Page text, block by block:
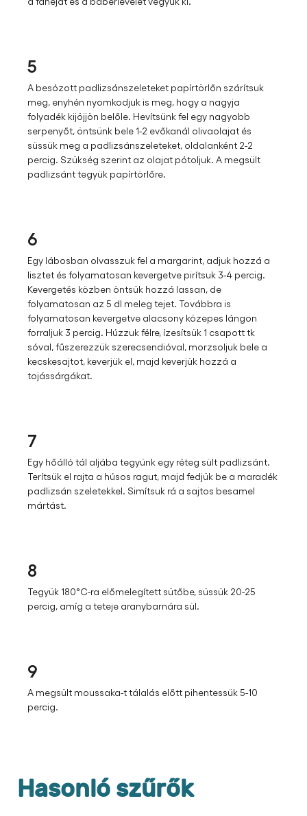
5
A besózott padlizsánszeleteket papírtörlőn szárítsuk
meg, enyhén nyomkodjuk is meg, hogy a nagyja
folyadék kijöjjön belőle. Hevítsünk fel egy nagyobb
serpenyőt, öntsünk bele 1-2 evőkanál olivaolajat és
süssük meg a padlizsánszeleteket, oldalanként 2-2
percig. Szükség szerint az olajat pótoljuk. A megsült
padlizsánt tegyük papírtörlőre.
6
Egy lábosban olvasszuk fel a margarint, adjuk hozzá a
lisztet és folyamatosan kevergetve pirítsuk 3-4 percig.
Kevergetés közben öntsük hozzá lassan, de
folyamatosan az 5 dl meleg tejet. Továbbra is
folyamatosan kevergetve alacsony közepes lángon
forraljuk 3 percig. Húzzuk félre, ízesítsük 1 csapott tk
sóval, fűszerezzük szerecsendióval, morzsoljuk bele a
kecskesajtot, keverjük el, majd keverjük hozzá a
tojássárgákat.
7
Egy hőálló tál aljába tegyünk egy réteg sült padlizsánt.
Terítsük el rajta a húsos ragut, majd fedjük be a maradék
padlizsán szeletekkel. Simítsuk rá a sajtos besamel
mártást.
8
Tegyük 180°C-ra előmelegített sütőbe, süssük 20-25
percig, amíg a teteje aranybarnára sül.
9
A megsült moussaka-t tálalás előtt pihentessük 5-10
percig.
Hasonló szűrők